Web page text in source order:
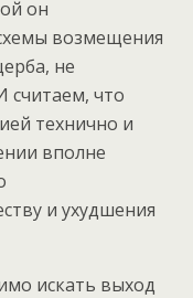
он
возмещения
не
считаем, что
технично и
вполне
и ухудшения
искать выход